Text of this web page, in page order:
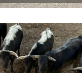
esta noche